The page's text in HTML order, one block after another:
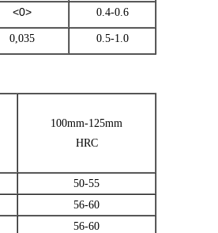
<0> 0.4-0.6
0,035 0.5-1.0
100mm-125mm
HRC
50-55
56-60
56-60